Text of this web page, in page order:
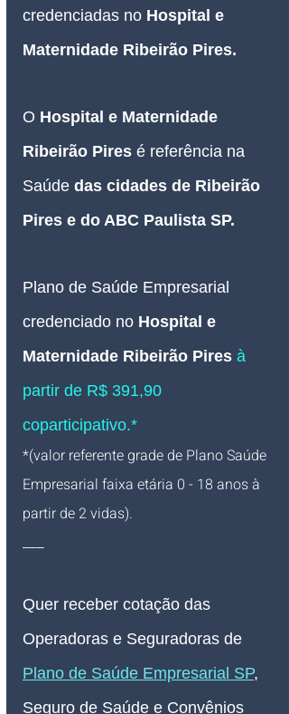
credenciadas no Hospital e
Maternidade Ribeirão Pires.
O Hospital e Maternidade
Ribeirão Pires é referência na
Saúde das cidades de Ribeirão
Pires e do ABC Paulista SP.
Plano de Saúde Empresarial
credenciado no Hospital e
Maternidade Ribeirão Pires à
partir de R$ 391,90
coparticipativo.*
*(valor referente grade de Plano Saúde
Empresarial faixa etária 0 - 18 anos à
partir de 2 vidas).
___
Quer receber cotação das
Operadoras e Seguradoras de
Plano de Saúde Empresarial SP,
Seguro de Saúde e Convênios